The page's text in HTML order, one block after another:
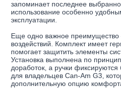
запоминает последнее
использование особенно
эксплуатации.
Еще одно важное
воздействий. Комплект имеет
помогает защитить элементы
Установка выполнена по
доработок, а ручки
для владельцев Can-Am G3,
дополнительную опцию